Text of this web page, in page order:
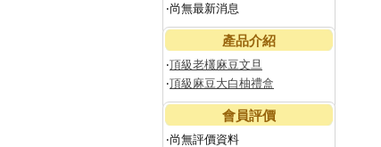
‧尚無最新消息
產品介紹
‧頂級老欉麻豆文旦
‧頂級麻豆大白柚禮盒
會員評價
‧尚無評價資料